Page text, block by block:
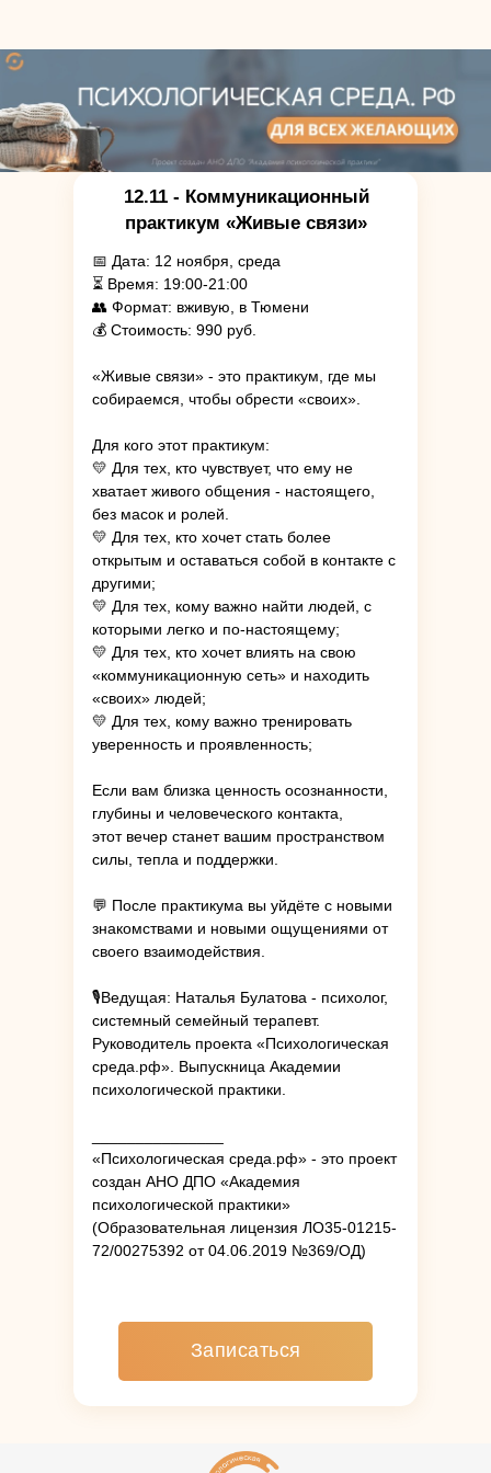
Записаться
12.11 - Коммуникационный
практикум «Живые связи»
📅 Дата: 12 ноября, среда
⏳ Время: 19:00-21:00
👥 Формат: вживую, в Тюмени
💰 Стоимость: 990 руб.
«Живые связи» - это практикум, где мы
собираемся, чтобы обрести «своих».
Для кого этот практикум:
💛 Для тех, кто чувствует, что ему не
хватает живого общения - настоящего,
без масок и ролей.
💛 Для тех, кто хочет стать более
открытым и оставаться собой в контакте с
другими;
💛 Для тех, кому важно найти людей, с
которыми легко и по-настоящему;
💛 Для тех, кто хочет влиять на свою
«коммуникационную сеть» и находить
«своих» людей;
💛 Для тех, кому важно тренировать
уверенность и проявленность;
Если вам близка ценность осознанности,
глубины и человеческого контакта,
этот вечер станет вашим пространством
силы, тепла и поддержки.
💬 После практикума вы уйдёте с новыми
знакомствами и новыми ощущениями от
своего взаимодействия.
🎙️Ведущая: Наталья Булатова - психолог,
системный семейный терапевт.
Руководитель проекта «Психологическая
среда.рф». Выпускница Академии
психологической практики.
«Психологическая среда.рф» - это проект
создан АНО ДПО «Академия
психологической практики»
(Образовательная лицензия ЛО35-01215-
72/00275392 от 04.06.2019 №369/ОД)